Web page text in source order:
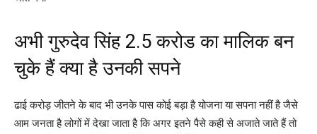
अभी गुरुदेव सिंह 2.5 करोड का मालिक बन
चुके हैं क्या है उनकी सपने
ढाई करोड़ जीतने के बाद भी उनके पास कोई बड़ा है योजना या सपना नहीं है जैसे
आम जनता है लोगों में देखा जाता है कि अगर इतने पैसे कही से अजाते जाते हैं तो